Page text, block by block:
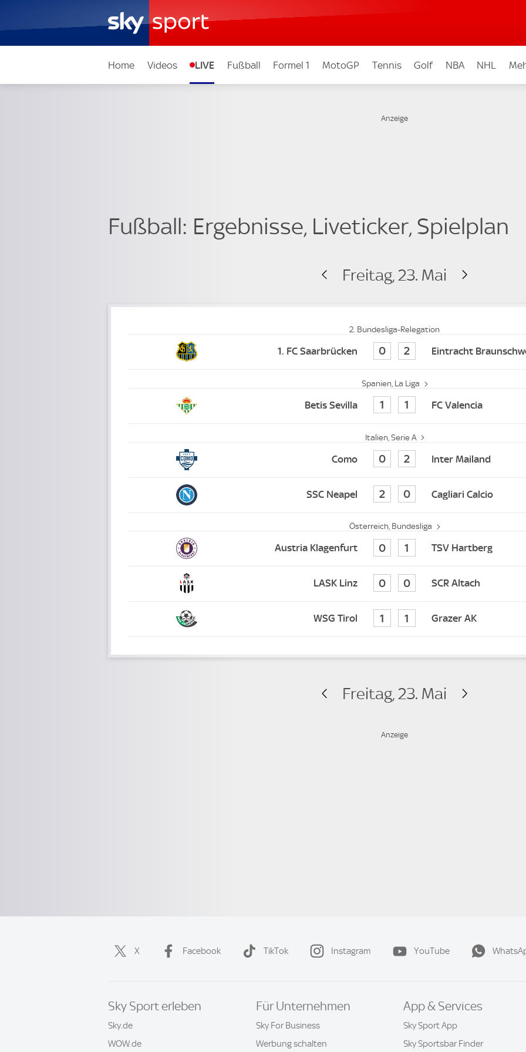
Home Videos LIVE Fußball Formel 1 MotoGP Tennis Golf NBA NHL
Fußball: Ergebnisse, Liveticker, Spielplan
Freitag, 23. Mai
2. Bundesliga-Relegation
1. FC Saarbrücken 0 2 Eintracht
Spanien, La Liga
Betis Sevilla 1 1 FC Valencia
Italien, Serie A
Como 0 2 Inter Mailand
SSC Neapel 2 0 Cagliari Calcio
Österreich, Bundesliga
Austria Klagenfurt 0 1 TSV Hartberg
LASK Linz 0 0 SCR Altach
WSG Tirol 1 1 Grazer AK
Freitag, 23. Mai
X Facebook TikTok Instagram YouTube
Sky Sport erleben
Sky.de
WOW.de
Für Unternehmen
Sky For Business
Werbung schalten
App & Services
Sky Sport App
Sky Sportsbar Finder